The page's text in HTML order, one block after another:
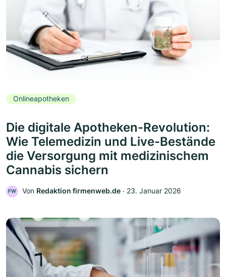
Onlineapotheken
Die digitale Apotheken-Revolution:
Wie Telemedizin und Live-Bestände
die Versorgung mit medizinischem
Cannabis sichern
FW Von Redaktion firmenweb.de ‧ 23. Januar 2026